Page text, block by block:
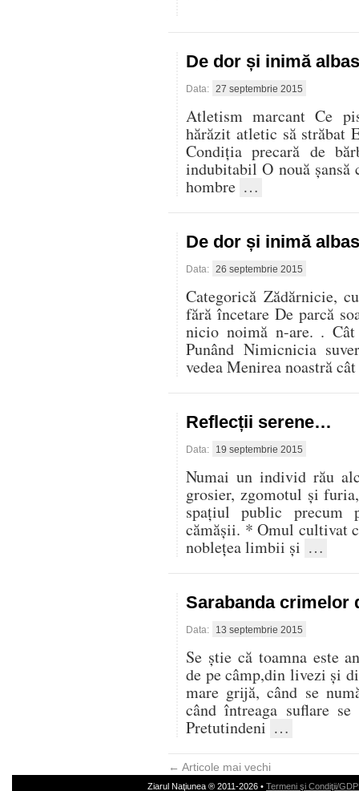
De dor și inimă
Data: 27 septembrie 2015
Atletism marcant Ce
hărăzit atletic să străbat
Condiţia precară de
indubitabil O nouă şansă
hombre …
De dor și inimă
Data: 26 septembrie 2015
Categorică Zădărnicie,
fără încetare De parcă
nicio noimă n-are. .
Punând Nimicnicia
vedea Menirea noastră
Reflecții serene…
Data: 19 septembrie 2015
Numai un individ rău
grosier, zgomotul şi
spaţiul public precum
cămăşii. * Omul cultivat
nobleţea limbii şi …
Sarabanda crimelor
Data: 13 septembrie 2015
Se ştie că toamna este
de pe câmp,din livezi şi
mare grijă, când se
când întreaga suflare
Pretutindeni …
← Articole mai vechi
Ziarul Naţiunea ® 2011-2026 • Termeni şi Condiţii/